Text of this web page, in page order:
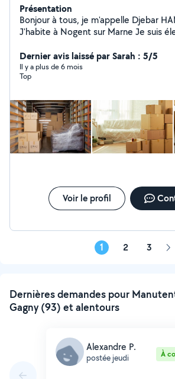
Présentation
Bonjour à tous, je m'appelle Djebar HAMMICHE, 29 ans.
J'habite à Nogent sur Marne Je suis électricien de base
du bâtiment de seconde œuvre,
manutention, peinture, aide
des meubles, nettoyage jardins,
ouvert à me déplacer sur toute l'île de France
surtout pas à me contacter pour plus
reste disponible. Bien à vous ,
Dernier avis laissé par Sarah : 5/5
Il y a plus de 6 mois
Top
Voir le profil
1 2 3
Dernières demandes pour
Gagny (93) et alentours
Alexandre P.
postée jeudi À